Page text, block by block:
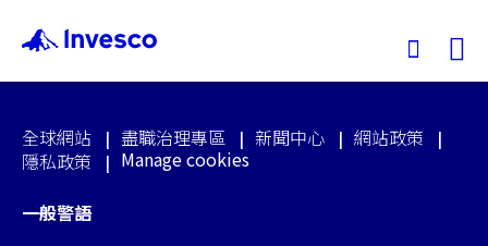
我們的基金
投資觀點
全球網站 盡職治理專區 新聞中心
網站政策
隱私政策
Manage cookies
一般警語